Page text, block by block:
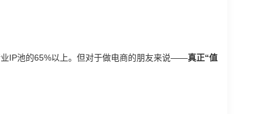
IP池的65%以上。但对于做电商的朋友来说——真正“值